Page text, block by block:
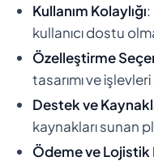
Kullanım Kolaylığı
kullanıcı dostu
Özelleştirme
tasarımı ve
Destek ve
kaynakları sunan
Ödeme ve Lojistik